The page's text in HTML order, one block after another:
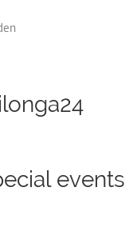
events